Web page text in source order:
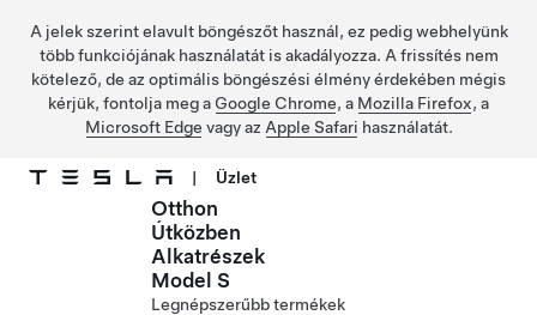
A jelek szerint elavult böngészőt használ, ez pedig webhelyünk
több funkciójának használatát is akadályozza. A frissítés nem
kötelező, de az optimális böngészési élmény érdekében mégis
kérjük, fontolja meg a Google Chrome, a Mozilla Firefox, a
Microsoft Edge vagy az Apple Safari használatát.
| Üzlet
Otthon
Útközben
Alkatrészek
Model S
Legnépszerűbb termékek